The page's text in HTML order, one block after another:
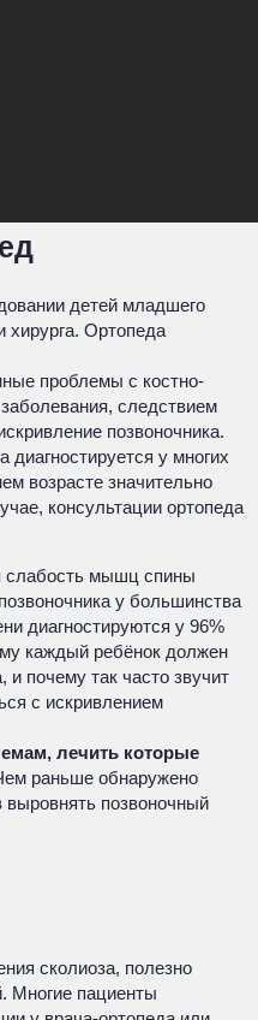
детей младшего
хирурга. Ортопеда
проблемы с костно-
следствием
позвоночника.
у многих
возрасте значительно
консультации ортопеда
слабость мышц спины
у большинства
диагностируются у 96%
каждый ребёнок должен
и почему так часто звучит
с искривлением
лечить которые
раньше обнаружено
позвоночный
сколиоза, полезно
Многие пациенты